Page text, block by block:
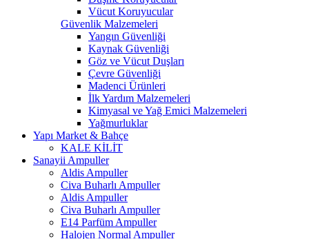
Vücut Koruyucular
Güvenlik Malzemeleri
Yangın Güvenliği
Kaynak Güvenliği
Göz ve Vücut Duşları
Çevre Güvenliği
Madenci Ürünleri
İlk Yardım Malzemeleri
Kimyasal ve Yağ Emici Malzemeleri
Yağmurluklar
Yapı Market & Bahçe
KALE KİLİT
Sanayii Ampuller
Aldis Ampuller
Civa Buharlı Ampuller
Aldis Ampuller
Civa Buharlı Ampuller
E14 Parfüm Ampuller
Halojen Normal Ampuller